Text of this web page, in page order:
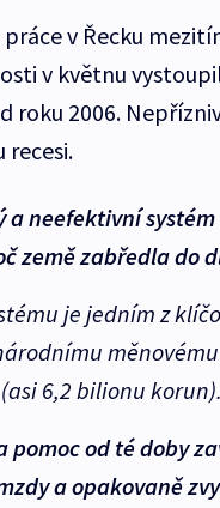
v Řecku
v květnu
roku 2006.
recesi.
a neefektivní
země zabředla do
je jedním z
6,2 bilionu korun).
pomoc od té doby
a opakovaně